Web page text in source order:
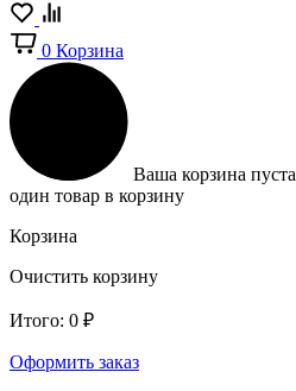
0 Корзина
Ваша корзина пуста
один товар в корзину
Корзина
Очистить корзину
Итого: 0 ₽
Оформить заказ